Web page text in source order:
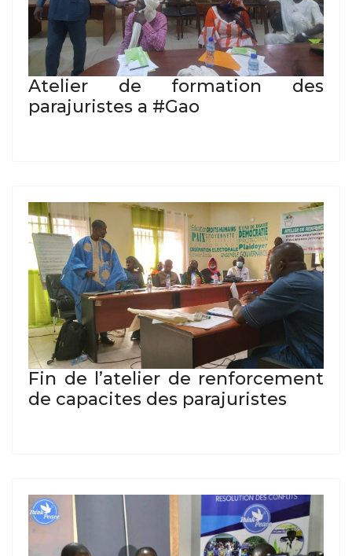
Atelier de formation des
parajuristes a #Gao
Fin de l’atelier de renforcement
de capacites des parajuristes